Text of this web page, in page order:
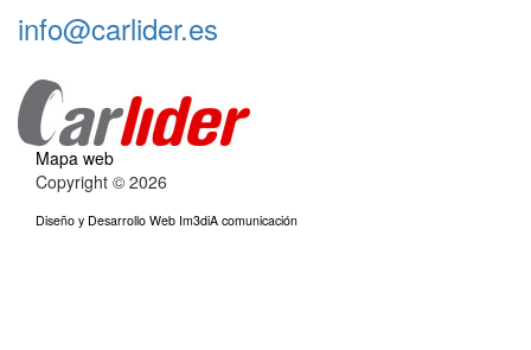
info@carlider.es
Mapa web
Copyright © 2026
Diseño y Desarrollo Web Im3diA comunicación